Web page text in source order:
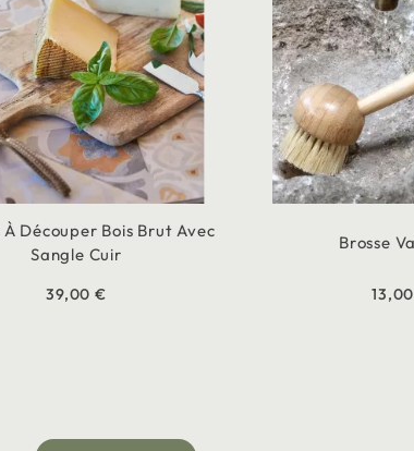
À Découper Bois Brut Avec
Sangle Cuir
39,00 €
Brosse